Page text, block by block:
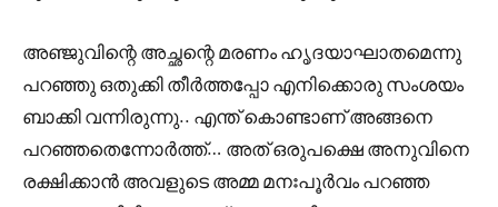
അഞ്ജുവിന്റെ അച്ഛന്റെ മരണം ഹൃദയാഘാതമെന്നു
പറഞ്ഞു ഒതുക്കി തീർത്തപ്പോ എനിക്കൊരു സംശയം
ബാക്കി വന്നിരുന്നു.. എന്ത് കൊണ്ടാണ് അങ്ങനെ
പറഞ്ഞതെന്നോർത്ത്‌… അത് ഒരുപക്ഷെ അനുവിനെ
രക്ഷിക്കാൻ അവളുടെ അമ്മ മനഃപൂർവം പറഞ്ഞ